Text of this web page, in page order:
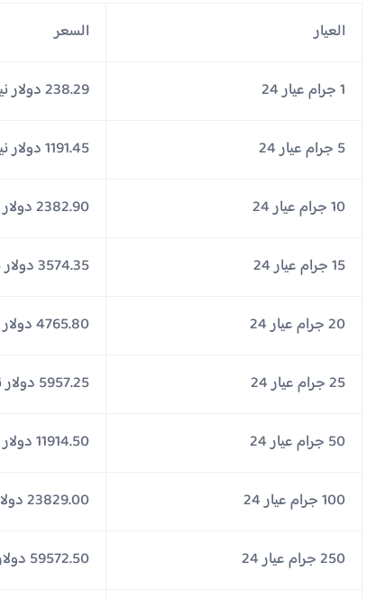
العيار السعر
1 جرام عيار 24 238.29 دولار نيوزيلندي
5 جرام عيار 24 1191.45 دولار نيوزيلندي
10 جرام عيار 24 2382.90 دولار نيوزيلندي
15 جرام عيار 24 3574.35 دولار نيوزيلندي
20 جرام عيار 24 4765.80 دولار نيوزيلندي
25 جرام عيار 24 5957.25 دولار نيوزيلندي
50 جرام عيار 24 11914.50 دولار نيوزيلندي
100 جرام عيار 24 23829.00 دولار نيوزيلندي
250 جرام عيار 24 59572.50 دولار نيوزيلندي